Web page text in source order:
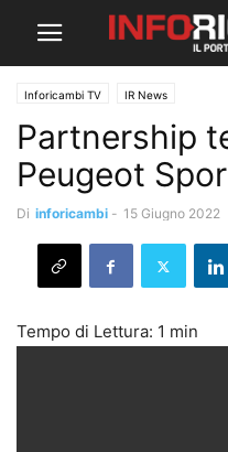
Inforicambi TV IR News
Partnership
Peugeot
Di inforicambi - 15 Giugno 2022